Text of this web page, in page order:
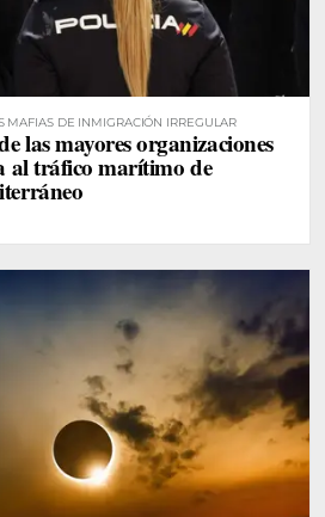
MAFIAS DE INMIGRACIÓN IRREGULAR
las mayores organizaciones
al tráfico marítimo de